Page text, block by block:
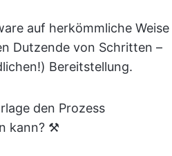
auf herkömmliche Weise
Dutzende von Schritten –
Bereitstellung.
den Prozess
kann? ⚒️